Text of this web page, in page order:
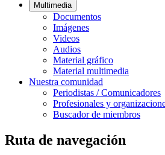
Multimedia
Documentos
Imágenes
Videos
Audios
Material gráfico
Material multimedia
Nuestra comunidad
Periodistas / Comunicadores
Profesionales y
Buscador de miembros
Ruta de navegación